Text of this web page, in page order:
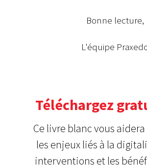
Bonne lecture,
L'équipe
Téléchargez
Ce livre blanc vous
les enjeux liés à la
interventions et les